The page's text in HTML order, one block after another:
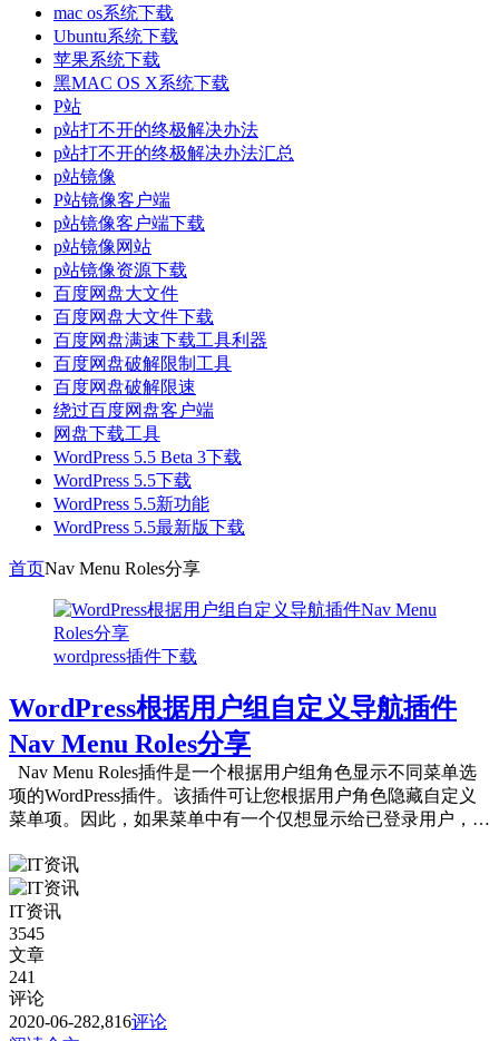
mac os系统下载
Ubuntu系统下载
苹果系统下载
黑MAC OS X系统下载
P站
p站打不开的终极解决办法
p站打不开的终极解决办法汇总
p站镜像
P站镜像客户端
p站镜像客户端下载
p站镜像网站
p站镜像资源下载
百度网盘大文件
百度网盘大文件下载
百度网盘满速下载工具利器
百度网盘破解限制工具
百度网盘破解限速
绕过百度网盘客户端
网盘下载工具
WordPress 5.5 Beta 3下载
WordPress 5.5下载
WordPress 5.5新功能
WordPress 5.5最新版下载
首页Nav Menu Roles分享
wordpress插件下载
WordPress根据用户组自定义导航插件
Nav Menu Roles分享
Nav Menu Roles插件是一个根据用户组角色显示不同菜单选
项的WordPress插件。该插件可让您根据用户角色隐藏自定义
菜单项。因此，如果菜单中有一个仅想显示给已登录用户，某
IT资讯
3545
文章
241
评论
2020-06-282,816评论